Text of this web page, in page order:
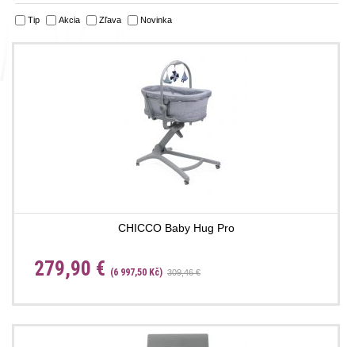
Tip Akcia Zľava Novinka
CHICCO Baby Hug Pro
279,90 € (6 997,50 Kč) 309,46 €